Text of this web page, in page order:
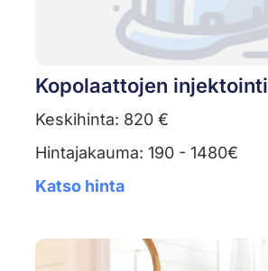
Kopolaattojen injektointi
Keskihinta: 820 €
Hintajakauma: 190 - 1480€
Katso hinta